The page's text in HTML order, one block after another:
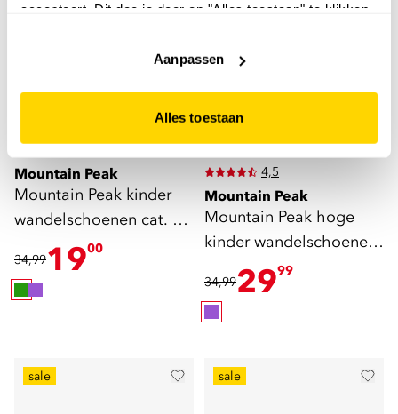
accepteert. Dit doe je door op "Alles toestaan" te klikken.
website niet optimaal functioneert.
Aanpassen
Alles toestaan
Mountain Peak
Mountain Peak kinder
wandelschoenen cat. A
groen
34,991900
4,5
Mountain Peak
Mountain Peak hoge
kinder wandelschoenen
cat. A B paars
34,992999
sale sale